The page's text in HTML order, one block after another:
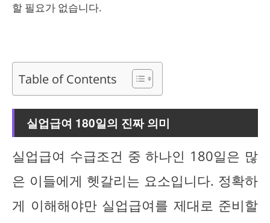
할 필요가 없습니다.
Table of Contents
실업급여 180일의 진짜 의미
실업급여 수급조건 중 하나인 180일은 많
은 이들에게 헷갈리는 요소입니다. 정확하
게 이해해야만 실업급여를 제대로 준비할